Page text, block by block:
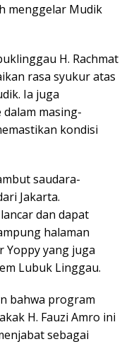
menggelar Mudik
H. Rachmat
rasa syukur atas
Ia juga
masing-
kondisi
saudara-
Jakarta.
dan dapat
halaman
Yoppy yang juga
Lubuk Linggau.
bahwa program
H. Fauzi Amro ini
sebagai